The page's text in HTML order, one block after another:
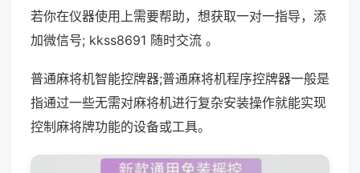
若你在仪器使用上需要帮助，想获取一对一指导，添
加微信号; kkss8691 随时交流 。
普通麻将机智能控牌器;普通麻将机程序控牌器一般是
指通过一些无需对麻将机进行复杂安装操作就能实现
控制麻将牌功能的设备或工具。